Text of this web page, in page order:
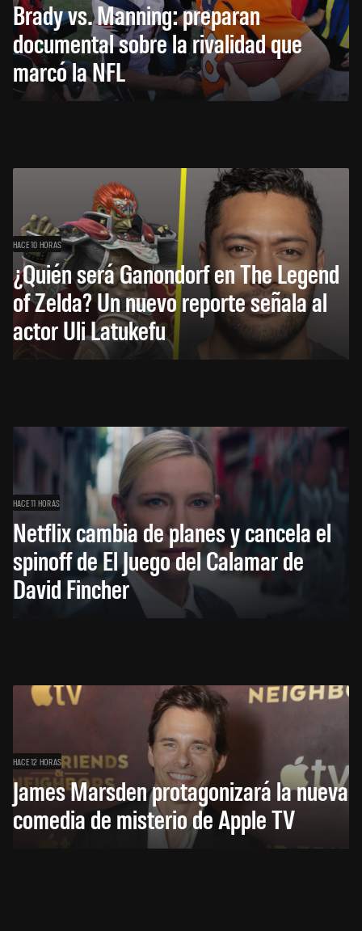
Brady vs. Manning: preparan
documental sobre la rivalidad que
marcó la NFL
HACE 10 HORAS
¿Quién será Ganondorf en The Legend
of Zelda? Un nuevo reporte señala al
actor Uli Latukefu
HACE 11 HORAS
Netflix cambia de planes y cancela el
spinoff de El Juego del Calamar de
David Fincher
HACE 12 HORAS
James Marsden protagonizará la nueva
comedia de misterio de Apple TV